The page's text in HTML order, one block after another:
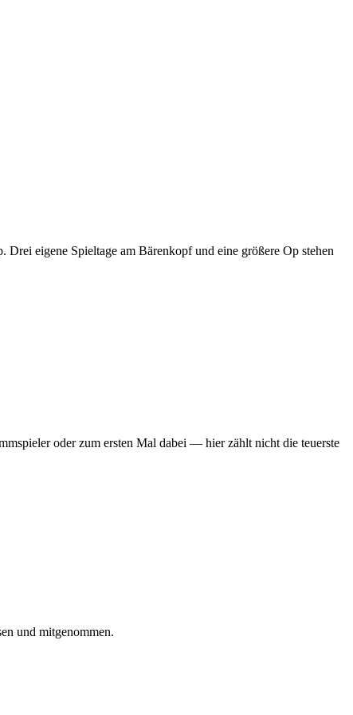
eigene Spieltage am Bärenkopf und eine größere Op stehen
oder zum ersten Mal dabei — hier zählt nicht die teuerste
und mitgenommen.